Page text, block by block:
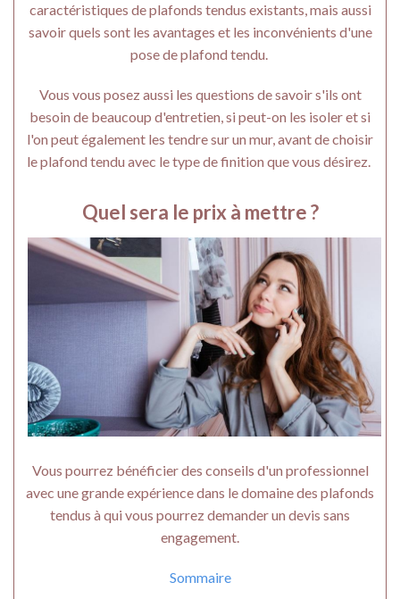
caractéristiques de plafonds tendus existants, mais aussi
savoir quels sont les avantages et les inconvénients d'une
pose de plafond tendu.
Vous vous posez aussi les questions de savoir s'ils ont
besoin de beaucoup d'entretien, si peut-on les isoler et si
l'on peut également les tendre sur un mur, avant de choisir
le plafond tendu avec le type de finition que vous désirez.
Quel sera le prix à mettre ?
Vous pourrez bénéficier des conseils d'un professionnel
avec une grande expérience dans le domaine des plafonds
tendus à qui vous pourrez demander un devis sans
engagement.
Sommaire